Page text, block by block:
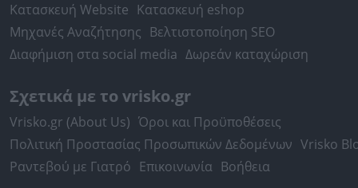
Κατασκευή Website Κατασκευή eshop
Μηχανές Αναζήτησης Βελτιστοποίηση SEO
Διαφήμιση στα social media Δωρεάν καταχώριση
Σχετικά με το vrisko.gr
Vrisko.gr (About Us) Όροι και Προϋποθέσεις
Πολιτική Προστασίας Προσωπικών Δεδομένων Vrisko
Ραντεβού με Γιατρό Επικοινωνία Βοήθεια